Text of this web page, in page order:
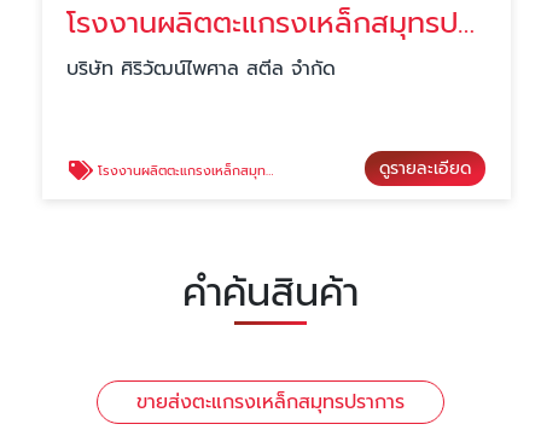
โรงงานผลิตตะแกรงเหล็กสมุทรปราการ
บริษัท ศิริวัฒน์ไพศาล สตีล จำกัด
โรงงานผลิตตะแกรงเหล็กสมุทรปราการ ดูรายละเอียด
คำค้นสินค้า
ขายส่งตะแกรงเหล็กสมุทรปราการ